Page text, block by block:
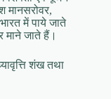
मानसरोवर,
में पाये जाते
जाते हैं।
शंख तथा